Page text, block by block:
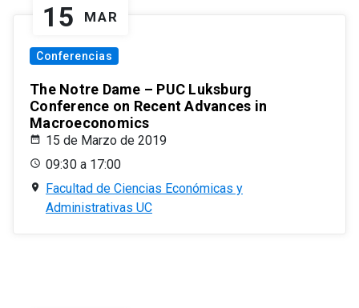
15 MAR
Conferencias
The Notre Dame – PUC Luksburg
Conference on Recent Advances in
Macroeconomics
15 de Marzo de 2019
09:30 a 17:00
Facultad de Ciencias Económicas y
Administrativas UC